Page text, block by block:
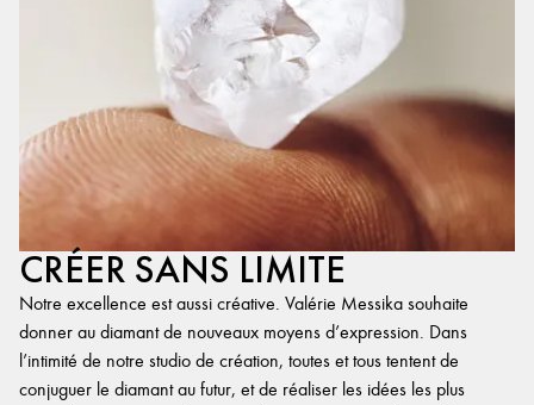
CRÉER SANS LIMITE
Notre excellence est aussi créative. Valérie Messika souhaite
donner au diamant de nouveaux moyens d’expression. Dans
l’intimité de notre studio de création, toutes et tous tentent de
conjuguer le diamant au futur, et de réaliser les idées les plus